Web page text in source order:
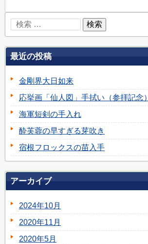
最近の投稿
金剛界大日如来
応挙画「仙人図」手拭い（参拝記念）
海軍短剣の手入れ
酔芙蓉の早すぎる芽吹き
宿根フロックスの苗入手
アーカイブ
2024年10月
2020年11月
2020年5月